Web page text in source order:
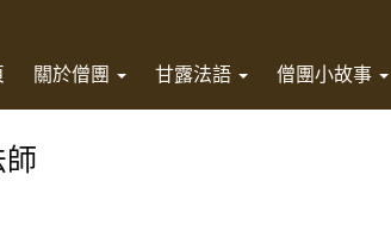
關於僧團 甘露法語 僧團小故事